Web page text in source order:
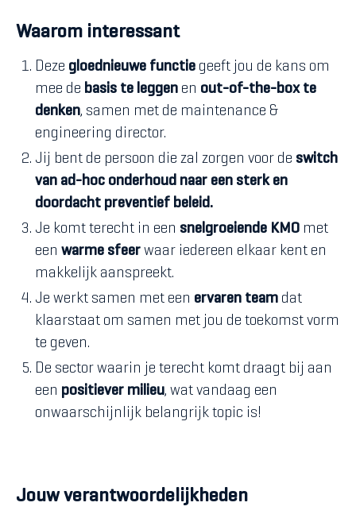
Waarom interessant
Deze gloednieuwe functie geeft jou de kans om
mee de basis te leggen en out-of-the-box te
denken, samen met de maintenance &
engineering director.
Jij bent de persoon die zal zorgen voor de switch
van ad-hoc onderhoud naar een sterk en
doordacht preventief beleid.
Je komt terecht in een snelgroeiende KMO met
een warme sfeer waar iedereen elkaar kent en
makkelijk aanspreekt.
Je werkt samen met een ervaren team dat
klaarstaat om samen met jou de toekomst vorm
te geven.
De sector waarin je terecht komt draagt bij aan
een positiever milieu, wat vandaag een
onwaarschijnlijk belangrijk topic is!
Jouw verantwoordelijkheden